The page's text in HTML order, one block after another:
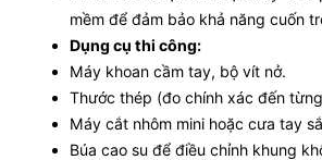
mềm để đảm bảo khả năng cuốn
Dụng cụ thi công:
Máy khoan cầm tay, bộ vít nở.
Thước thép (đo chính xác đến
Máy cắt nhôm mini hoặc cưa tay
Búa cao su để điều chỉnh khung